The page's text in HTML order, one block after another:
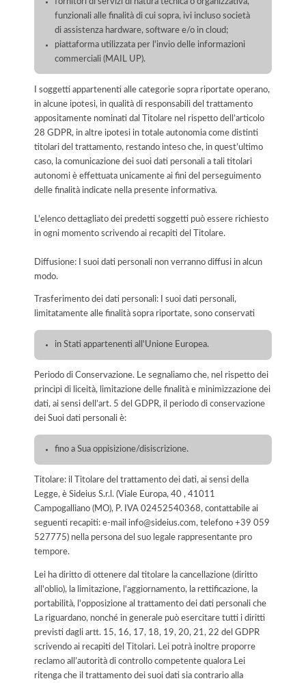
funzionali alle finalità di cui sopra, ivi incluso società
di assistenza hardware, software e/o in cloud;
piattaforma utilizzata per l'invio delle informazioni
commerciali (MAIL UP).
I soggetti appartenenti alle categorie sopra riportate operano,
in alcune ipotesi, in qualità di responsabili del trattamento
appositamente nominati dal Titolare nel rispetto dell’articolo
28 GDPR, in altre ipotesi in totale autonomia come distinti
titolari del trattamento, restando inteso che, in quest’ultimo
caso, la comunicazione dei suoi dati personali a tali titolari
autonomi è effettuata unicamente ai fini del perseguimento
delle finalità indicate nella presente informativa.
L'elenco dettagliato dei predetti soggetti può essere richiesto
in ogni momento scrivendo ai recapiti del Titolare.
Diffusione: I suoi dati personali non verranno diffusi in alcun
modo.
Trasferimento dei dati personali: I suoi dati personali,
limitatamente alle finalità sopra riportate, sono conservati
in Stati appartenenti all'Unione Europea.
Periodo di Conservazione. Le segnaliamo che, nel rispetto dei
principi di liceità, limitazione delle finalità e minimizzazione dei
dati, ai sensi dell’art. 5 del GDPR, il periodo di conservazione
dei Suoi dati personali è:
fino a Sua oppisizione/disiscrizione.
Titolare: il Titolare del trattamento dei dati, ai sensi della
Legge, è Sideius S.r.l. (Viale Europa, 40 , 41011
Campogalliano (MO), P. IVA 02452540368, contattabile ai
seguenti recapiti: e-mail info@sideius.com, telefono +39 059
527775) nella persona del suo legale rappresentante pro
tempore.
Lei ha diritto di ottenere dal titolare la cancellazione (diritto
all'oblio), la limitazione, l'aggiornamento, la rettificazione, la
portabilità, l'opposizione al trattamento dei dati personali che
La riguardano, nonché in generale può esercitare tutti i diritti
previsti dagli artt. 15, 16, 17, 18, 19, 20, 21, 22 del GDPR
scrivendo ai recapiti del Titolari. Lei potrà inoltre proporre
reclamo all’autorità di controllo competente qualora Lei
ritenga che il trattamento dei suoi dati sia contrario alla